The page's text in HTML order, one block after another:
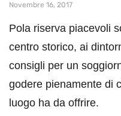
Novembre 16, 2017
Pola riserva piacevoli
centro storico, ai
consigli per un
godere pienamente di
luogo ha da offrire.